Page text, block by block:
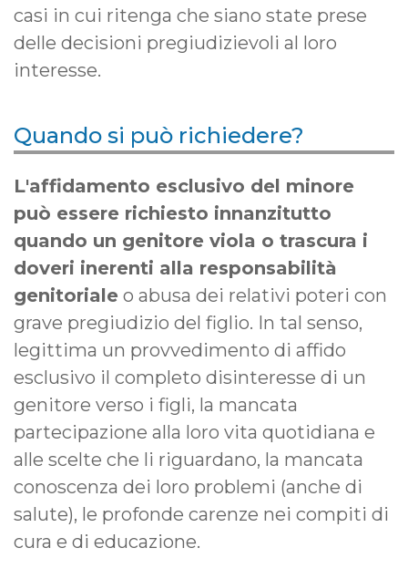
casi in cui ritenga che siano state prese
delle decisioni pregiudizievoli al loro
interesse.
Quando si può richiedere?
L'affidamento esclusivo del minore
può essere richiesto innanzitutto
quando un genitore viola o trascura i
doveri inerenti alla responsabilità
genitoriale o abusa dei relativi poteri con
grave pregiudizio del figlio. In tal senso,
legittima un provvedimento di affido
esclusivo il completo disinteresse di un
genitore verso i figli, la mancata
partecipazione alla loro vita quotidiana e
alle scelte che li riguardano, la mancata
conoscenza dei loro problemi (anche di
salute), le profonde carenze nei compiti di
cura e di educazione.